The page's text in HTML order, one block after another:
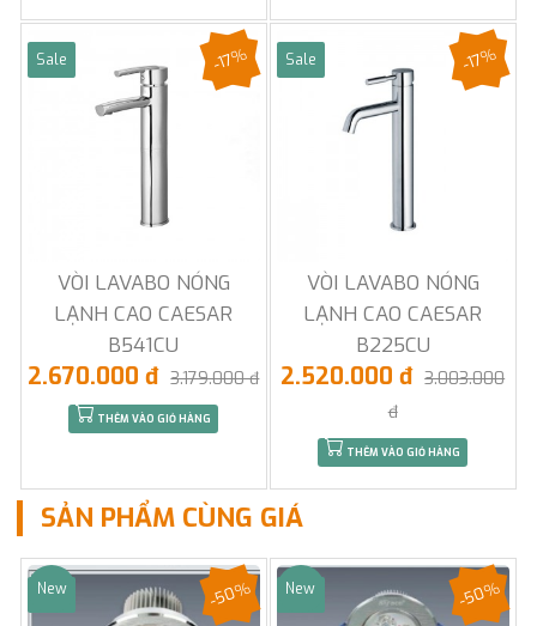
Sale
VÒI LAVABO NÓNG
LẠNH CAO CAESAR
B541CU
-17%
2.670.000 đ 3.179.000 đ
THÊM VÀO GIỎ HÀNG
Sale
VÒI LAVABO NÓNG
LẠNH CAO CAESAR
B225CU
-17%
2.520.000 đ 3.003.000
đ
THÊM VÀO GIỎ HÀNG
SẢN PHẨM CÙNG GIÁ
Sale
New -50% Sale
New -50%